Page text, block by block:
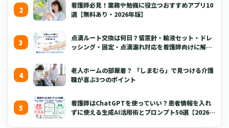
看護師必見！業務や勉強に役立つおすすめアプリ10
選【無料あり・2026年版】
点滴ルート交換は何日？留置針・輸液セット・ドレ
ッシング・固定・点滴漏れ対応を看護師向けに解説
老人ホームの部屋着？ 「しまむら」で見つける介護
職が喜ぶ3つのポイント
看護師はChatGPTを使っていい？患者情報を入れ
ずに使える生成AI活用術とプロンプト50選【2026年